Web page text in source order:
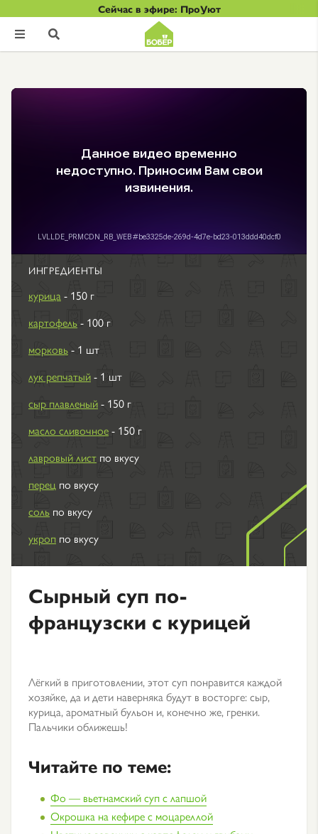
Сейчас в эфире: ПроУют
 
ИНГРЕДИЕНТЫ
курица- 150 г
картофель- 100 г
морковь- 1 шт
лук репчатый- 1 шт
сыр плавленый- 150 г
масло сливочное- 150 г
лавровый лист по вкусу
перец по вкусу
соль по вкусу
укроп по вкусу
Сырный суп по-
французски с курицей
Лёгкий в приготовлении, этот суп понравится каждой
хозяйке, да и дети наверняка будут в восторге: сыр,
курица, ароматный бульон и, конечно же, гренки.
Пальчики оближешь!
Читайте по теме:
Фо — вьетнамский суп с лапшой
Окрошка на кефире с моцареллой